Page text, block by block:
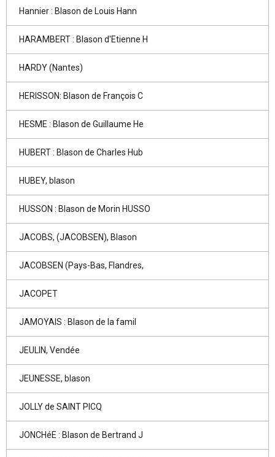
Hannier : Blason de Louis Hann
HARAMBERT : Blason d'Etienne H
HARDY (Nantes)
HERISSON: Blason de François C
HESME : Blason de Guillaume He
HUBERT : Blason de Charles Hub
HUBEY, blason
HUSSON : Blason de Morin HUSSO
JACOBS, (JACOBSEN), Blason
JACOBSEN (Pays-Bas, Flandres,
JACOPET
JAMOYAIS : Blason de la famil
JEULIN, Vendée
JEUNESSE, blason
JOLLY de SAINT PICQ
JONCHéE : Blason de Bertrand J